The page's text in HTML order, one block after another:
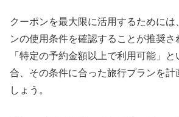
クーポンを最大限に活用するために
ンの使用条件を確認することが推奨さ
「特定の予約金額以上で利用可能」
合、その条件に合った旅行プランを計
しょう。